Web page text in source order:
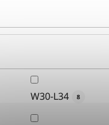
W30-L34 8